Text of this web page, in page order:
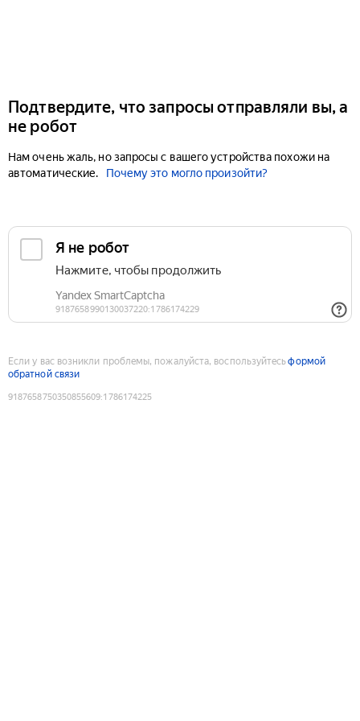
Подтвердите, что запросы отправляли вы, а
не робот
Нам очень жаль, но запросы с вашего устройства похожи на
автоматические.
Почему это могло произойти?
Если у вас возникли проблемы, пожалуйста, воспользуйтесьформой
обратной связи
9187658750350855609:1786174225